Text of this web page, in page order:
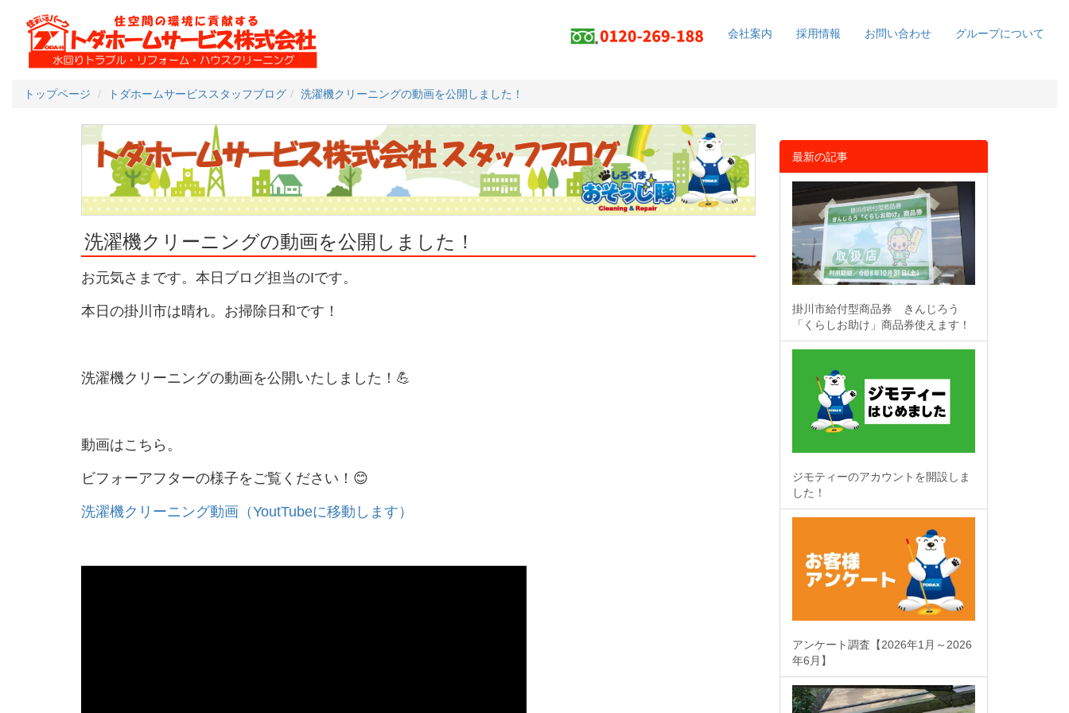
会社案内 採用情報 お問い合わせ グループについて
トップページ トダホームサービススタッフブログ 洗濯機クリーニングの動画を公開しました！
洗濯機クリーニングの動画を公開しました！
お元気さまです。本日ブログ担当のIです。
本日の掛川市は晴れ。お掃除日和です！
洗濯機クリーニングの動画を公開いたしました！💪
動画はこちら。
ビフォーアフターの様子をご覧ください！😊
洗濯機クリーニング動画（YoutTubeに移動します）
最新の記事
掛川市給付型商品券 きんじろう
「くらしお助け」商品券使えます！
ジモティーのアカウントを開設しま
した！
アンケート調査【2026年1月～2026
年6月】